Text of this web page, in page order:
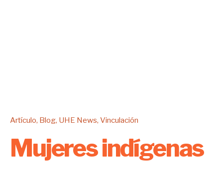
Artículo Blog UHE News Vinculación
Mujeres indígenas